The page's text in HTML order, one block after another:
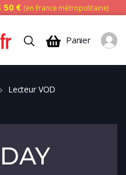
50 € (en France métropolitaine)
Panier
Lecteur VOD